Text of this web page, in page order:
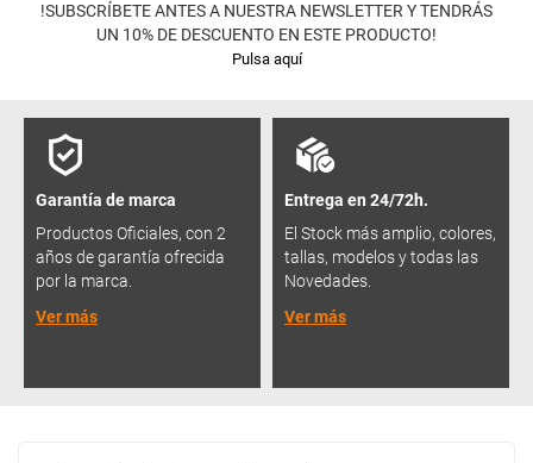
!SUBSCRÍBETE ANTES A NUESTRA NEWSLETTER Y TENDRÁS
UN 10% DE DESCUENTO EN ESTE PRODUCTO!
Pulsa aquí
Garantía de marca
Productos Oficiales, con 2
años de garantía ofrecida
por la marca.
Ver más
Entrega en 24/72h.
El Stock más amplio, colores,
tallas, modelos y todas las
Novedades.
Ver más